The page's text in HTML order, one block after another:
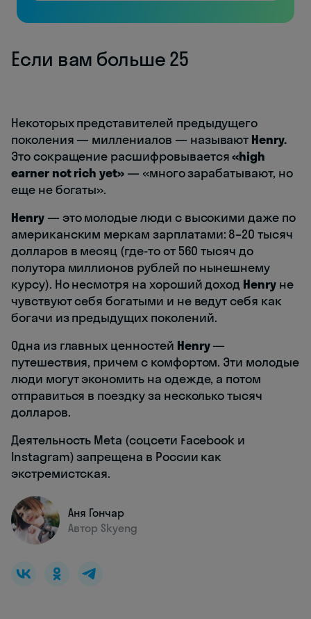
Если вам больше 25
Некоторых представителей предыдущего
поколения — миллениалов — называют Henry.
Это сокращение расшифровывается«high
earner not rich yet» — «много зарабатывают, но
еще не богаты».
Henry— это молодые люди с высокими даже по
американским меркам зарплатами: 8–20 тысяч
долларов в месяц (где-то от 560 тысяч до
полутора миллионов рублей по нынешнему
курсу). Но несмотря на хороший доход Henryне
чувствуют себя богатыми и не ведут себя как
богачи из предыдущих поколений.
Одна из главных ценностей Henry—
путешествия, причем с комфортом. Эти молодые
люди могут экономить на одежде, а потом
отправиться в поездку за несколько тысяч
долларов.
Деятельность Meta (соцсети Facebook и
Instagram) запрещена в России как
экстремистская.
Аня Гончар
Автор Skyeng